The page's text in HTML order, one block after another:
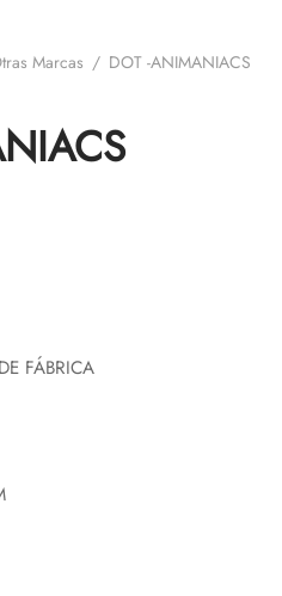
Marcas / DOT -ANIMANIACS
FÁBRICA